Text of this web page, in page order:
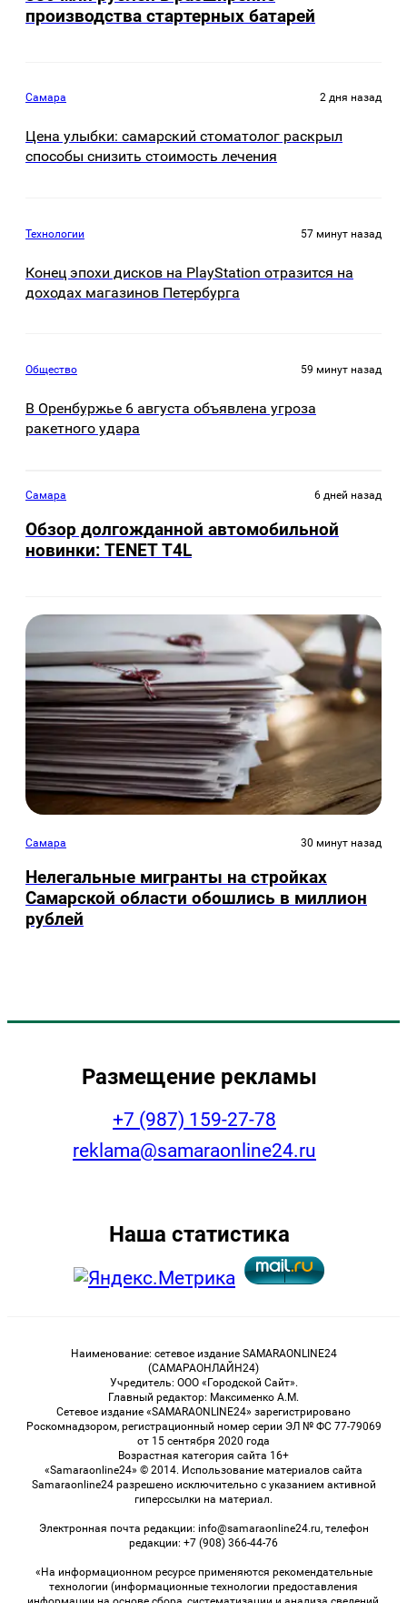
производства стартерных батарей
Самара 2 дня назад
Цена улыбки: самарский стоматолог раскрыл
способы снизить стоимость лечения
Технологии 57 минут назад
Конец эпохи дисков на PlayStation отразится на
доходах магазинов Петербурга
Общество 59 минут назад
В Оренбуржье 6 августа объявлена угроза
ракетного удара
Самара 6 дней назад
Обзор долгожданной автомобильной
новинки: TENET Т4L
Самара 30 минут назад
Нелегальные мигранты на стройках
Самарской области обошлись в миллион
рублей
Размещение рекламы
+7 (987) 159-27-78
reklama@samaraonline24.ru
Наша статистика
Наименование: сетевое издание SAMARAONLINE24
(САМАРАОНЛАЙН24)
Учредитель: ООО «Городской Сайт».
Главный редактор: Максименко А.М.
Сетевое издание «SAMARAONLINE24» зарегистрировано
Роскомнадзором, регистрационный номер серии ЭЛ № ФС 77-79069
от 15 сентября 2020 года
Возрастная категория сайта 16+
«Samaraonline24» © 2014. Использование материалов сайта
Samaraonline24 разрешено исключительно с указанием активной
гиперссылки на материал.
Электронная почта редакции: info@samaraonline24.ru, телефон
редакции: +7 (908) 366-44-76
«На информационном ресурсе применяются рекомендательные
технологии (информационные технологии предоставления